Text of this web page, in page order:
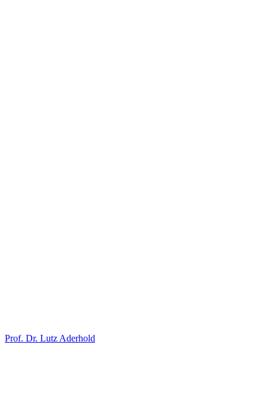
Prof. Dr. Lutz Aderhold